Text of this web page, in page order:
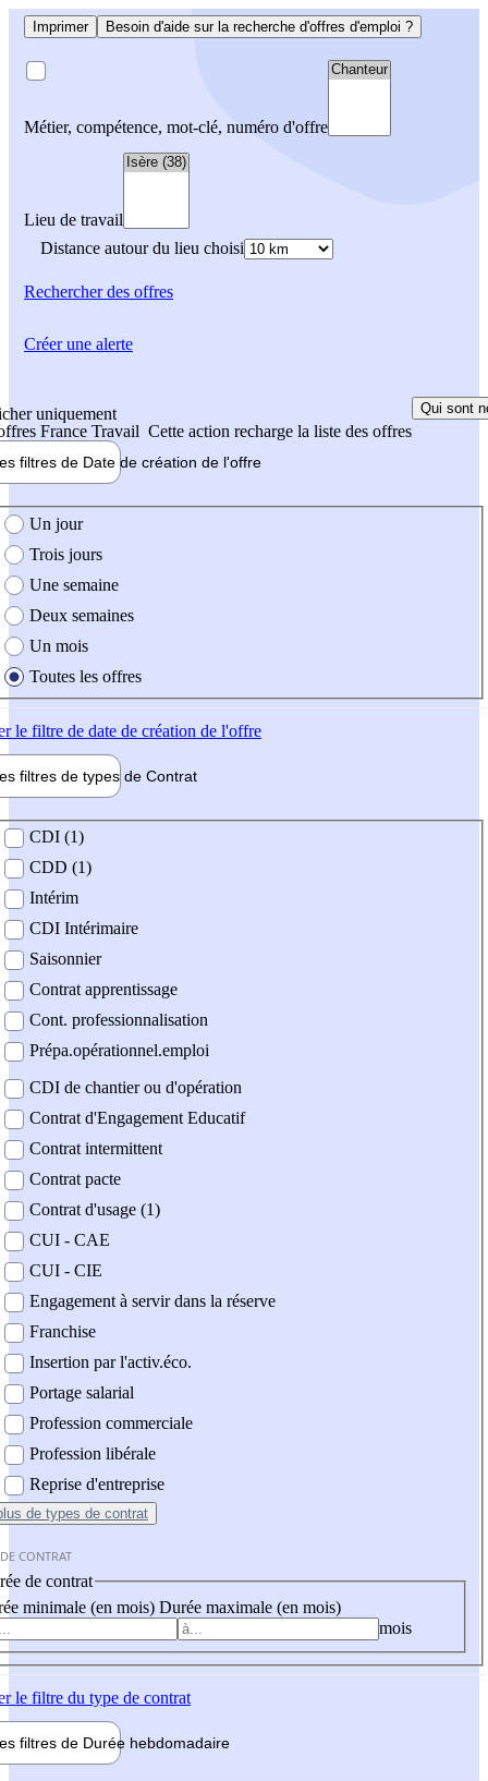
Imprimer Besoin d'aide sur la recherche d'offres d'emploi ?
Métier, compétence, mot-clé, numéro d'offre
Lieu de travail
Distance autour du lieu choisi
Rechercherdes offres
uniquement
France Travail Cette action recharge la liste des offres
Qui sont
filtres de Date de création de l'offre
création de l'offre
Un jour
Trois jours
Une semaine
Deux semaines
Un mois
Toutes les offres
le filtre de date de création de l'offre
filtres de types de Contrat
contrat
CDI (1)
CDD (1)
Intérim
CDI Intérimaire
Saisonnier
Contrat apprentissage
Cont. professionnalisation
Prépa.opérationnel.emploi
CDI de chantier ou d'opération
Contrat d'Engagement Educatif
Contrat intermittent
Contrat pacte
Contrat d'usage (1)
CUI - CAE
CUI - CIE
Engagement à servir dans la réserve
Franchise
Insertion par l'activ.éco.
Portage salarial
Profession commerciale
Profession libérale
Reprise d'entreprise
de types de contrat
CONTRAT
de contrat
minimale (en mois) Durée maximale (en mois)
mois
le filtre du type de contrat
filtres de Durée hebdomadaire
Créer une alerte